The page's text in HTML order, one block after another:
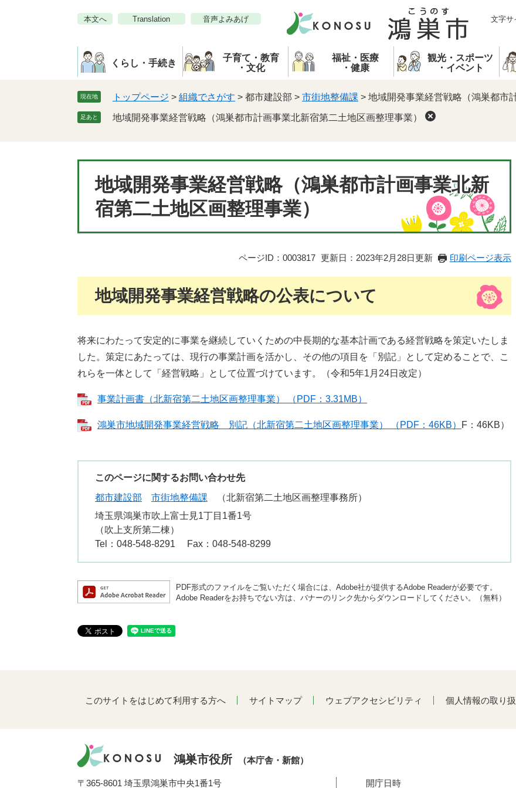
本文へ Translation 音声よみあげ 文字サ
くらし・手続き
子育て・教育
・文化
福祉・医療
・健康
観光・スポーツ
・イベント
現在地 トップページ > 組織でさがす > 都市建設部 > 市街地整備課 > 地域開発事業経営戦略（鴻巣都市
足あと 地域開発事業経営戦略（鴻巣都市計画事業北新宿第二土地区画整理事業）
地域開発事業経営戦略（鴻巣都市計画事業北新
宿第二土地区画整理事業）
ページID：0003817 更新日：2023年2月28日更新 印刷ページ表示
地域開発事業経営戦略の公表について
将来にわたって安定的に事業を継続していくための中長期的な基本計画である経営戦略を策定いたしま
した。策定にあたっては、現行の事業計画を活かし、その他の項目を「別記」として定めることで、こ
れらを一体として「経営戦略」として位置づけています。（令和5年1月24日改定）
事業計画書（北新宿第二土地区画整理事業） （PDF：3.31MB）
鴻巣市地域開発事業経営戦略 別記（北新宿第二土地区画整理事業） （PDF：46KB） F：46KB）
このページに関するお問い合わせ先
都市建設部
市街地整備課
北新宿第二土地区画整理事務所
埼玉県鴻巣市吹上富士見1丁目1番1号
（吹上支所第二棟）
Tel：048-548-8291
Fax：048-548-8299
PDF形式のファイルをご覧いただく場合には、Adobe社が提供するAdobe Readerが必要です。
Adobe Readerをお持ちでない方は、バナーのリンク先からダウンロードしてください。（無料）
このサイトをはじめて利用する方へ サイトマップ ウェブアクセシビリティ 個人情報の取り
鴻巣市役所 （本庁舎・新館）
〒365-8601 埼玉県鴻巣市中央1番1号 開庁日時